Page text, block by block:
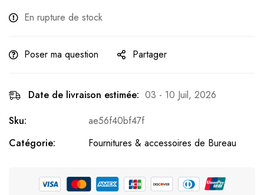
En rupture de stock
Poser ma question Partager
Date de livraison estimée: 03 - 10 Juil, 2026
Sku:
ae56f40bf47f
Catégorie:
Fournitures & accessoires de Bureau